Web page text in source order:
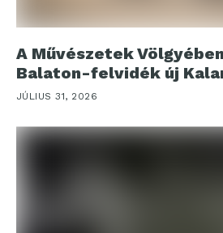
A Művészetek
Balaton-felvidék új
JÚLIUS 31, 2026